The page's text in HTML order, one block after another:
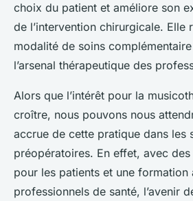
choix du patient et améliore son
de l’intervention chirurgicale. Elle
modalité de soins
l’arsenal thérapeutique des
Alors que l’intérêt pour la
croître, nous pouvons nous
accrue de cette pratique dans les
préopératoires. En effet, avec
pour les patients et une
professionnels de santé, l’avenir